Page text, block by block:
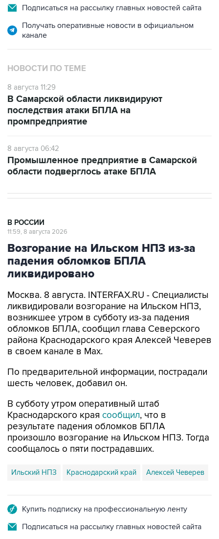
Подписаться на рассылку главных новостей сайта
Получать оперативные новости в официальном
канале
НОВОСТИ ПО ТЕМЕ
8 августа 11:29
В Самарской области ликвидируют
последствия атаки БПЛА на
промпредприятие
8 августа 06:42
Промышленное предприятие в Самарской
области подверглось атаке БПЛА
В РОССИИ
11:59, 8 августа 2026
Возгорание на Ильском НПЗ из-за
падения обломков БПЛА
ликвидировано
Москва. 8 августа. INTERFAX.RU - Специалисты
ликвидировали возгорание на Ильском НПЗ,
возникшее утром в субботу из-за падения
обломков БПЛА, сообщил глава Северского
района Краснодарского края Алексей Чеверев
в своем канале в Max.
По предварительной информации, пострадали
шесть человек, добавил он.
В субботу утром оперативный штаб
Краснодарского края сообщил, что в
результате падения обломков БПЛА
произошло возгорание на Ильском НПЗ. Тогда
сообщалось о пяти пострадавших.
Ильский НПЗ Краснодарский край Алексей Чеверев
Купить подписку на профессиональную ленту
Подписаться на рассылку главных новостей сайта